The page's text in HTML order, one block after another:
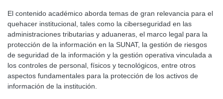
El contenido académico aborda temas de gran relevancia para el
quehacer institucional, tales como la ciberseguridad en las
administraciones tributarias y aduaneras, el marco legal para la
protección de la información en la SUNAT, la gestión de riesgos
de seguridad de la información y la gestión operativa vinculada a
los controles de personal, físicos y tecnológicos, entre otros
aspectos fundamentales para la protección de los activos de
información de la institución.